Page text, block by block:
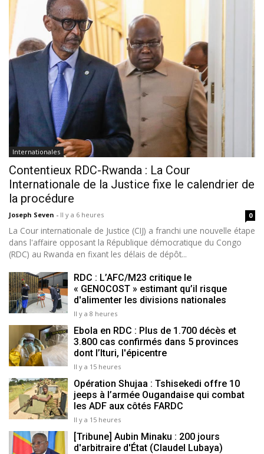
Internationales
Contentieux RDC-Rwanda : La Cour
Internationale de la Justice fixe le calendrier de
la procédure
Joseph Seven - Il y a 6 heures 0
La Cour internationale de Justice (CIJ) a franchi une nouvelle étape
dans l'affaire opposant la République démocratique du Congo
(RDC) au Rwanda en fixant les délais de dépôt...
RDC : L’AFC/M23 critique le
« GENOCOST » estimant qu’il risque
d'alimenter les divisions nationales
Il y a 8 heures
Ebola en RDC : Plus de 1.700 décès et
3.800 cas confirmés dans 5 provinces
dont l’Ituri, l'épicentre
Il y a 15 heures
Opération Shujaa : Tshisekedi offre 10
jeeps à l’armée Ougandaise qui combat
les ADF aux côtés FARDC
Il y a 15 heures
[Tribune] Aubin Minaku : 200 jours
d'arbitraire d'État (Claudel Lubaya)